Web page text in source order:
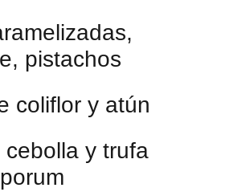
pistachos
coliflor y atún
y trufa